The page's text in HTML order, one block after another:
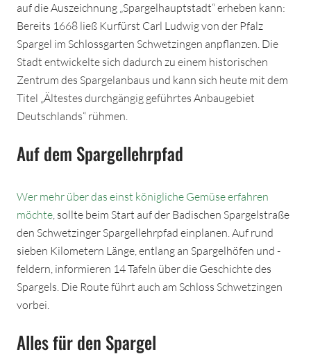
auf die Auszeichnung „Spargelhauptstadt“ erheben kann:
Bereits 1668 ließ Kurfürst Carl Ludwig von der Pfalz
Spargel im Schlossgarten Schwetzingen anpflanzen. Die
Stadt entwickelte sich dadurch zu einem historischen
Zentrum des Spargelanbaus und kann sich heute mit dem
Titel „Ältestes durchgängig geführtes Anbaugebiet
Deutschlands“ rühmen.
Auf dem Spargellehrpfad
Wer mehr über das einst königliche Gemüse erfahren
möchte , sollte beim Start auf der Badischen Spargelstraße
den Schwetzinger Spargellehrpfad einplanen. Auf rund
sieben Kilometern Länge, entlang an Spargelhöfen und -
feldern, informieren 14 Tafeln über die Geschichte des
Spargels. Die Route führt auch am Schloss Schwetzingen
vorbei.
Alles für den Spargel